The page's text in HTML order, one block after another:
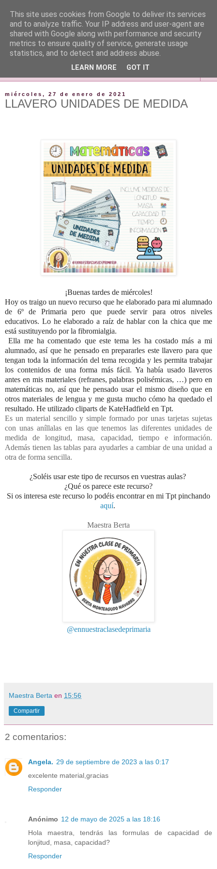
miércoles, 27 de enero de 2021
LLAVERO UNIDADES DE MEDIDA
¡Buenas tardes de miércoles!
Hoy os traigo un nuevo recurso que he elaborado para mi alumnado
de 6º de Primaria pero que puede servir para otros niveles
educativos. Lo he elaborado a raíz de hablar con la chica que me
está sustituyendo por la fibromialgia.
Ella me ha comentado que este tema les ha costado más a mi
alumnado, así que he pensado en prepararles este llavero para que
tengan toda la información del tema recogida y les permita trabajar
los contenidos de una forma más fácil. Ya había usado llaveros
antes en mis materiales (refranes, palabras polisémicas, …) pero en
matemáticas no, así que he pensado usar el mismo diseño que en
otros materiales de lengua y me gusta mucho cómo ha quedado el
resultado. He utilizado cliparts de KateHadfield en Tpt.
Es un material sencillo y simple formado por unas tarjetas sujetas
con unas aníllalas en las que tenemos las diferentes unidades de
medida de longitud, masa, capacidad, tiempo e información.
Además tienen las tablas para ayudarles a cambiar de una unidad a
otra de forma sencilla.
¿Soléis usar este tipo de recursos en vuestras aulas?
¿Qué os parece este recurso?
Si os interesa este recurso lo podéis encontrar en mi Tpt pinchando
aquí.
Maestra Berta
@ennuestraclasedeprimaria
Maestra Berta en 15:56
Compartir
2 comentarios:
Angela. 29 de septiembre de 2023 a las 0:17
excelente material,gracias
Responder
Anónimo 12 de mayo de 2025 a las 18:16
Hola maestra, tendrás las formulas de capacidad de
lonjitud, masa, capacidad?
Responder
This site uses cookies from Google to deliver its services
and to analyze traffic. Your IP address and user-agent are
shared with Google along with performance and security
metrics to ensure quality of service, generate usage
statistics, and to detect and address abuse.
LEARN MORE GOT IT